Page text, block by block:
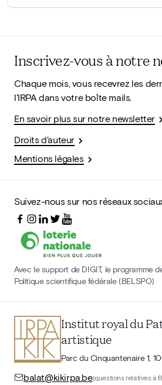
Inscrivez-vous à notre
Chaque mois, vous recevrez les
l'IRPA dans votre boîte mails.
En savoir plus sur notre newsletter
Droits d'auteur
Mentions légales
Suivez-nous sur nos réseaux
Avec le support de DIGIT, le programme
Politique scientifique fédérale (BELSPO)
Institut royal du
artistique
Parc du Cinquantenaire 1,
balat@kikirpa.be(questions relatives à